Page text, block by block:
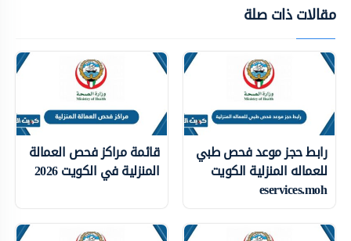
مقالات ذات صلة
رابط حجز موعد فحص طبي
للعماله المنزلية الكويت
eservices.moh
قائمة مراكز فحص العمالة
المنزلية في الكويت 2026